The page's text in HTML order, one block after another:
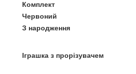
Комплект
Червоний
З народження
Іграшка з прорізувачем